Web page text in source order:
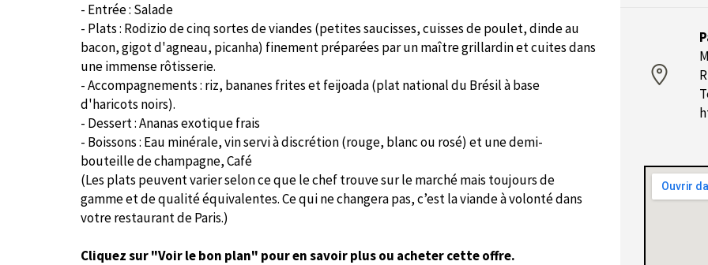
- Entrée : Salade
- Plats : Rodizio de cinq sortes de viandes (petites saucisses, cuisses de poulet, dinde au
bacon, gigot d'agneau, picanha) finement préparées par un maître grillardin et cuites dans
une immense rôtisserie.
- Accompagnements : riz, bananes frites et feijoada (plat national du Brésil à base
d'haricots noirs).
- Dessert : Ananas exotique frais
- Boissons : Eau minérale, vin servi à discrétion (rouge, blanc ou rosé) et une demi-
bouteille de champagne, Café
(Les plats peuvent varier selon ce que le chef trouve sur le marché mais toujours de
gamme et de qualité équivalentes. Ce qui ne changera pas, c’est la viande à volonté dans
votre restaurant de Paris.)
Cliquez sur "Voir le bon plan" pour en savoir plus ou acheter cette offre.